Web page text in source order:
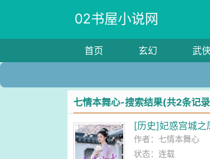
02书屋小说网
首页 玄幻 武
七情本舞心-搜索结果(共2条记
[历史]妃惑宫城之
作者：七情本舞心
状态：连载